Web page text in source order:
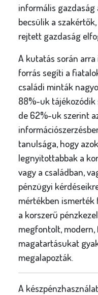
informális
becsülik a
rejtett gazdaság
A kutatás során
forrás segíti a
családi minták
88%-uk tájékozódik
de 62%-uk szerint
tanulsága, hogy
legnyitottabbak a
vagy a családban,
pénzügyi
mértékben ismerték
a korszerű
megfontolt,
magatartásukat
megalapozták.
A